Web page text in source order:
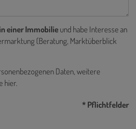
einer Immobilieund habe Interesse an
(Beratung, Marktüberblick
Daten, weitere
hier.
* Pflichtfelder